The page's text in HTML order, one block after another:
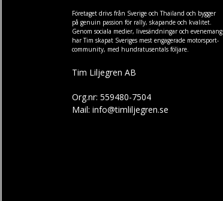
Företaget drivs från Sverige och Thailand och bygger
på genuin passion för rally, skapande och kvalitet.
Genom sociala medier, livesändningar och evenemang
har Tim skapat Sveriges mest engagerade motorsport-
community, med hundratusentals följare.
Tim Liljegren AB
Org.nr: 559480-7504
Mail: info@timliljegren.se